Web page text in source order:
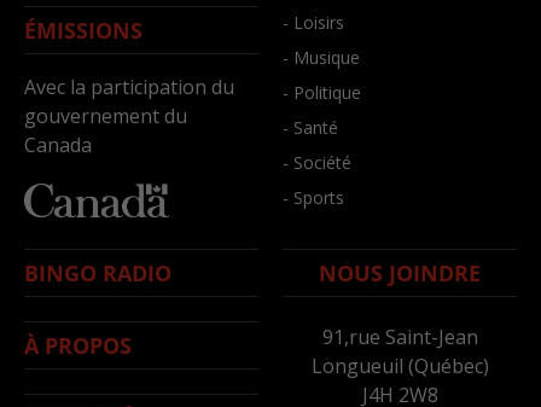
ÉMISSIONS
Avec la participation du
gouvernement du
Canada
- Loisirs
- Musique
- Politique
- Santé
- Société
- Sports
BINGO RADIO
À PROPOS
NOUS JOINDRE
91,rue Saint-Jean
Longueuil (Québec)
J4H 2W8